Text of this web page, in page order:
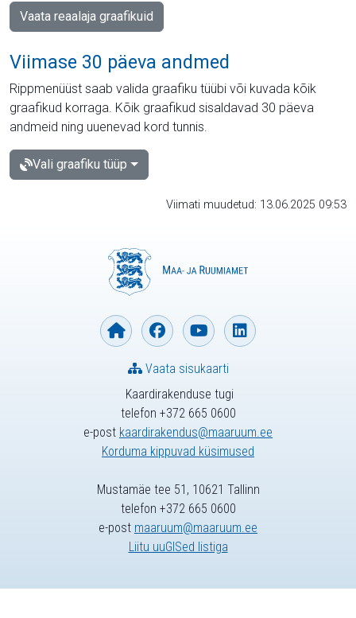
Vaata reaalaja graafikuid
Viimase 30 päeva andmed
Rippmenüüst saab valida graafiku tüübi või kuvada kõik
graafikud korraga. Kõik graafikud sisaldavad 30 päeva
andmeid ning uuenevad kord tunnis.
Vali graafiku tüüp
Viimati muudetud: 13.06.2025 09:53
Kaardirakenduse tugi
telefon +372 665 0600
e-post kaardirakendus@maaruum.ee
Korduma kippuvad küsimused
Vaata sisukaarti
Mustamäe tee 51, 10621 Tallinn
telefon +372 665 0600
e-post maaruum@maaruum.ee
Liitu uuGISed listiga